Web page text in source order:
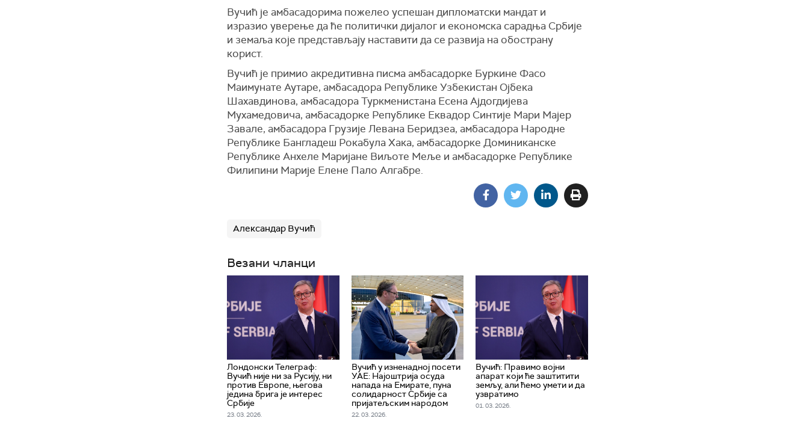
Вучић је амбасадорима пожелео успешан дипломатски мандат и
изразио уверење да ће политички дијалог и економска сарадња Србије
и земаља које представљају наставити да се развија на обострану
корист.
Вучић је примио акредитивна писма амбасадорке Буркине Фасо
Маимунате Аутаре, амбасадора Републике Узбекистан Ојбека
Шахавдинова, амбасадора Туркменистана Есена Ајдогдијева
Мухамедовича, амбасадорке Републике Еквадор Синтије Мари Мајер
Завале, амбасадора Грузије Левана Беридзеа, амбасадора Народне
Републике Бангладеш Рокабула Хака, амбасадорке Доминиканске
Републике Анхеле Маријане Виљоте Меље и амбасадорке Републике
Филипини Марије Елене Пало Алгабре.
Aлександар Вучић
Везани чланци
Лондонски Телеграф:
Вучић није ни за Русију, ни
против Европе, његова
једина брига је интерес
Србије
23. 03. 2026.
Вучић у изненадној посети
УАЕ: Најоштрија осуда
напада на Емирате, пуна
солидарност Србије са
пријатељским народом
22. 03. 2026.
Вучић: Правимо војни
апарат који ће заштитити
земљу, али ћемо умети и да
узвратимо
01. 03. 2026.